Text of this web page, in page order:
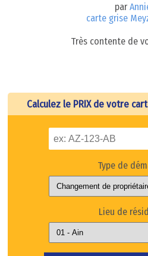
par
carte grise
Très contente de
Calculez le PRIX de votre
Type de
Lieu de